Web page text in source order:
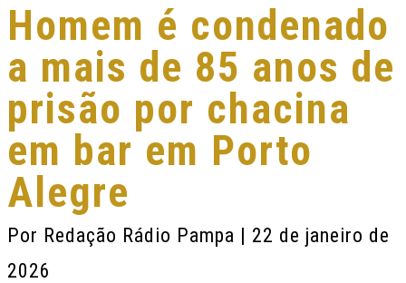
Homem é condenado
a mais de 85 anos de
prisão por chacina
em bar em Porto
Alegre
Por Redação Rádio Pampa | 22 de janeiro de
2026